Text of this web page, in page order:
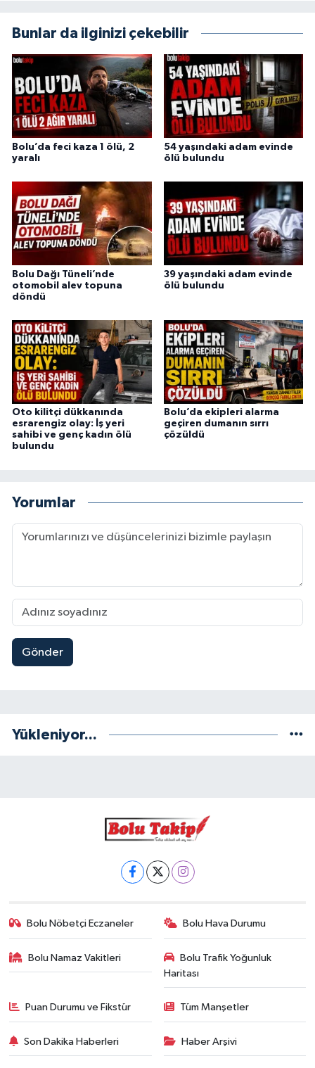
Bunlar da ilginizi çekebilir
Bolu’da feci kaza 1 ölü, 2
yaralı
54 yaşındaki adam evinde
ölü bulundu
Bolu Dağı Tüneli’nde
otomobil alev topuna
döndü
39 yaşındaki adam evinde
ölü bulundu
Oto kilitçi dükkanında
esrarengiz olay: İş yeri
sahibi ve genç kadın ölü
bulundu
Bolu’da ekipleri alarma
geçiren dumanın sırrı
çözüldü
Yorumlar
Gönder
Yükleniyor...
Bolu Nöbetçi Eczaneler Bolu Hava Durumu
Bolu Namaz Vakitleri
Bolu Trafik Yoğunluk
Haritası
Puan Durumu ve Fikstür Tüm Manşetler
Son Dakika Haberleri Haber Arşivi